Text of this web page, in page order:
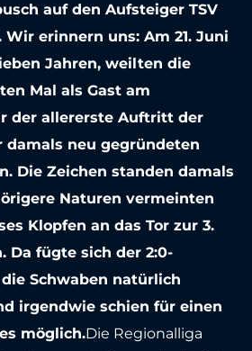
auf den Aufsteiger TSV
erinnern uns: Am 21. Juni
Jahren, weilten die
Mal als Gast am
der allererste Auftritt der
damals neu gegründeten
Die Zeichen standen damals
Naturen vermeinten
Klopfen an das Tor zur 3.
Da fügte sich der 2:0-
Schwaben natürlich
irgendwie schien für einen
möglich.Die Regionalliga